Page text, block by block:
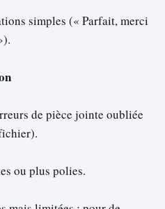
simples (« Parfait, merci
de pièce jointe oubliée
ou plus polies.